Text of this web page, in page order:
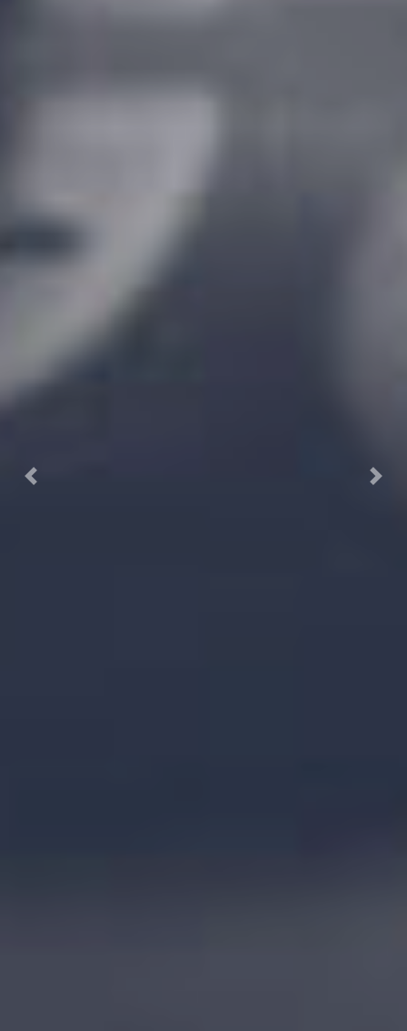
Previous Next